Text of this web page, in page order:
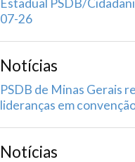
Estadual PSDB/
07-26
Notícias
PSDB de Minas Gerais
lideranças em
Notícias